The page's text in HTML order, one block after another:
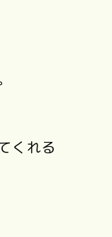
くれる